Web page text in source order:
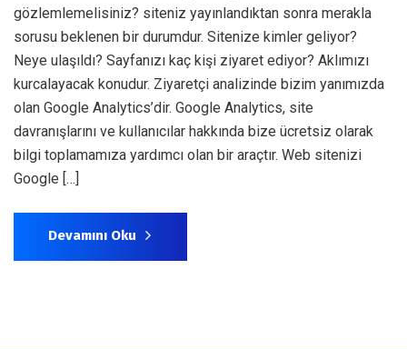
gözlemlemelisiniz? siteniz yayınlandıktan sonra merakla
sorusu beklenen bir durumdur. Sitenize kimler geliyor?
Neye ulaşıldı? Sayfanızı kaç kişi ziyaret ediyor? Aklımızı
kurcalayacak konudur. Ziyaretçi analizinde bizim yanımızda
olan Google Analytics’dir. Google Analytics, site
davranışlarını ve kullanıcılar hakkında bize ücretsiz olarak
bilgi toplamamıza yardımcı olan bir araçtır. Web sitenizi
Google […]
Devamını Oku